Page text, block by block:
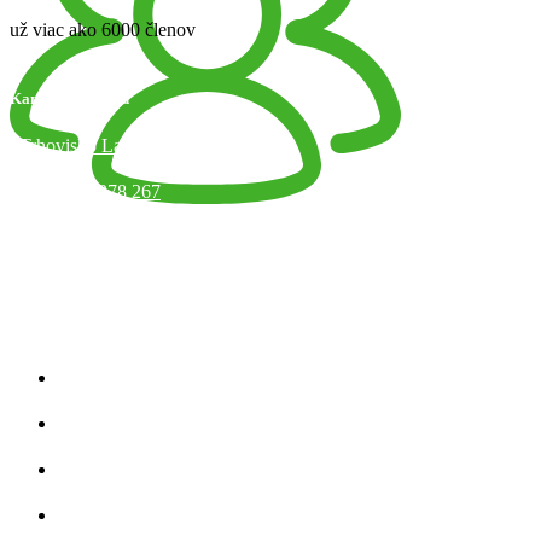
už viac ako 6000 členov
Kamenný obchod
Trhovisko Latorická 1, Bratislava
+421 918 378 267